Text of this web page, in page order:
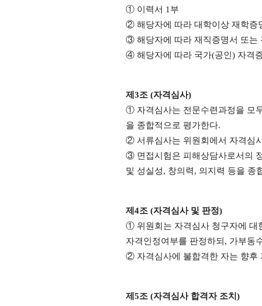
① 이력서 1 부
② 해당자에 따라 대학이상 재학증
③ 해당자에 따라 재직증명서 또는
④ 해당자에 따라 국가(공인 ) 자격
제 3조 (자격심사)
① 자격심사는 전문수련과정을 모
을 종합적으로 평가한다.
② 서류심사는 위원회에서 자격심
③ 면접시험은 피해상담사로서의
및 성실성, 창의력, 의지력 등을 종
제 4조 (자격심사 및 판정)
① 위원회는 자격심사 청구자에 대
자격인정여부를 판정하되 , 가부동
② 자격심사에 불합격한 자는 향후
제 5조 (자격심사 합격자 조치 )